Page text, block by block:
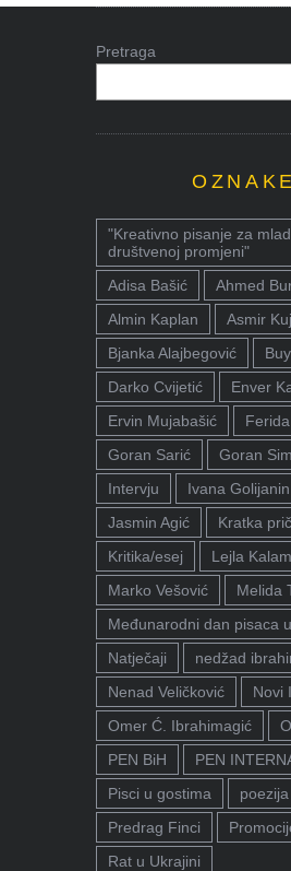
Pretraga
OZNAKE
"Kreativno pisanje za
društvenoj promjeni"
Adisa Bašić
Ahmed
Almin Kaplan
Asmir
Bjanka Alajbegović
Darko Cvijetić
Enver
Ervin Mujabašić
Goran Sarić
Goran
Intervju
Ivana Golijanin
Jasmin Agić
Kratka
Kritika/esej
Lejla
Marko Vešović
Melida
Međunarodni dan pisaca
Natječaji
nedžad
Nenad Veličković
Novi
Omer Ć. Ibrahimagić
PEN BiH
PEN
Pisci u gostima
poezija
Predrag Finci
Rat u Ukrajini